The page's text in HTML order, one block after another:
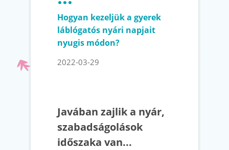
Hogyan kezeljük a gyerek
láblógatós nyári napjait
nyugis módon?
2022-03-29
Javában zajlik a nyár,
szabadságolások
időszaka van...